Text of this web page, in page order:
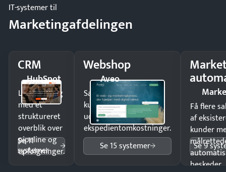
IT-systemer til
Marketingafdelingen
CRM
HubSpot
Luk flere salg
med et
struktureret
overblik over
pipeline og
opfølgninger.
Se 11
systemer
Webshop
Aveo
Sælg produkter 24/7 til
kunder i hele landet
uden
ekspedientomkostninger.
Se 15 systemer
Få flere
af
kunder
beskeder.
Se 9